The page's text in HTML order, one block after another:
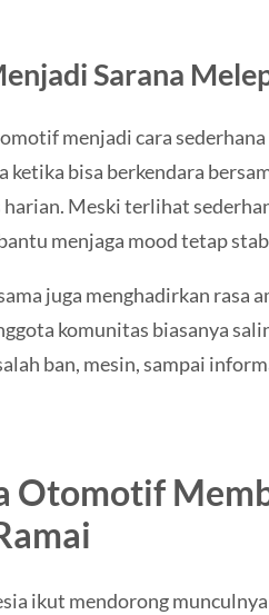
Sarana
menjadi cara
ketika bisa berkendara
Meski terlihat
menjaga mood tetap
juga menghadirkan rasa
komunitas biasanya
ban, mesin, sampai
Otomotif
ikut mendorong